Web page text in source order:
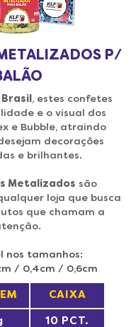
P/
, estes confetes
e o visual dos
e Bubble, atraindo
decorações
e brilhantes.
Metalizados são
loja que busca
que chamam a
nos tamanhos:
/ 0,4cm / 0,6cm
CAIXA
10 PCT.